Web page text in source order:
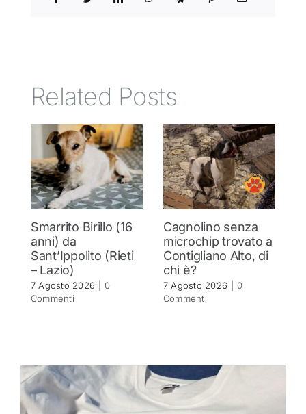
Related Posts
Smarrito Birillo (16
anni) da
Sant’Ippolito (Rieti
– Lazio)
7 Agosto 2026
0
Commenti
Cagnolino senza
microchip trovato a
Contigliano Alto, di
chi è?
7 Agosto 2026
0
Commenti